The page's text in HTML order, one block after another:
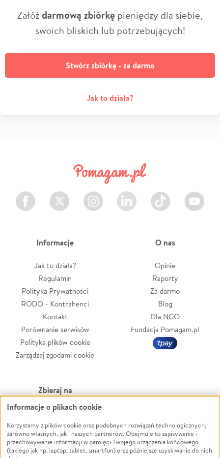
Załóżdarmową zbiórkę pieniędzy dla siebie,
swoich bliskich lub potrzebujących!
Stwórz zbiórkę - za darmo
Jak to działa?
Facebook Twitter Instagram LinkedIn TikTok Youtube
Informacje
Jak to działa?
Regulamin
Polityka Prywatności
RODO - Kontrahenci
Kontakt
Porównanie serwisów
Polityka plików cookie
Zarządzaj zgodami cookie
O nas
Opinie
Raporty
Za darmo
Blog
Dla NGO
Fundacja Pomagam.pl
Zbieraj na
Leczenie
Zwierzęta
Pożar
Ukraina
Powódź
Wichura
NGO
Informacje o plikach cookie
Korzystamy z plików cookie oraz podobnych rozwiązań technologicznych,
zarówno własnych, jak i naszych partnerów. Obejmuje to zapisywanie i
przechowywanie informacji w pamięci Twojego urządzenia końcowego
(takiego jak np. laptop, tablet, smartfon) oraz późniejsze uzyskiwanie do nich